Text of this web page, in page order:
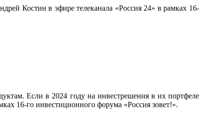
Костин в эфире телеканала «Россия 24» в рамках 16-
Если в 2024 году на инвестрешения в их портфеле
16-го инвестиционного форума «Россия зовет!».